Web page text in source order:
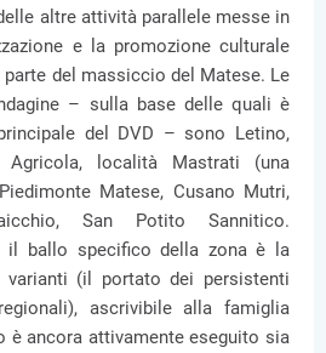
altre attività parallele messe in
e la promozione culturale
del massiccio del Matese. Le
– sulla base delle quali è
del DVD – sono Letino,
Agricola, località Mastrati (una
Matese, Cusano Mutri,
San Potito Sannitico.
il ballo specifico della zona è la
(il portato dei persistenti
ascrivibile alla famiglia
è ancora attivamente eseguito sia